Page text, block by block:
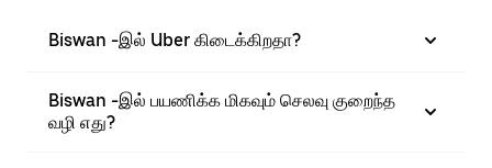
Biswan -இல் Uber கிடைக்கிறதா?
Biswan -இல் பயணிக்க மிகவும் செலவு குறைந்த
வழி எது?